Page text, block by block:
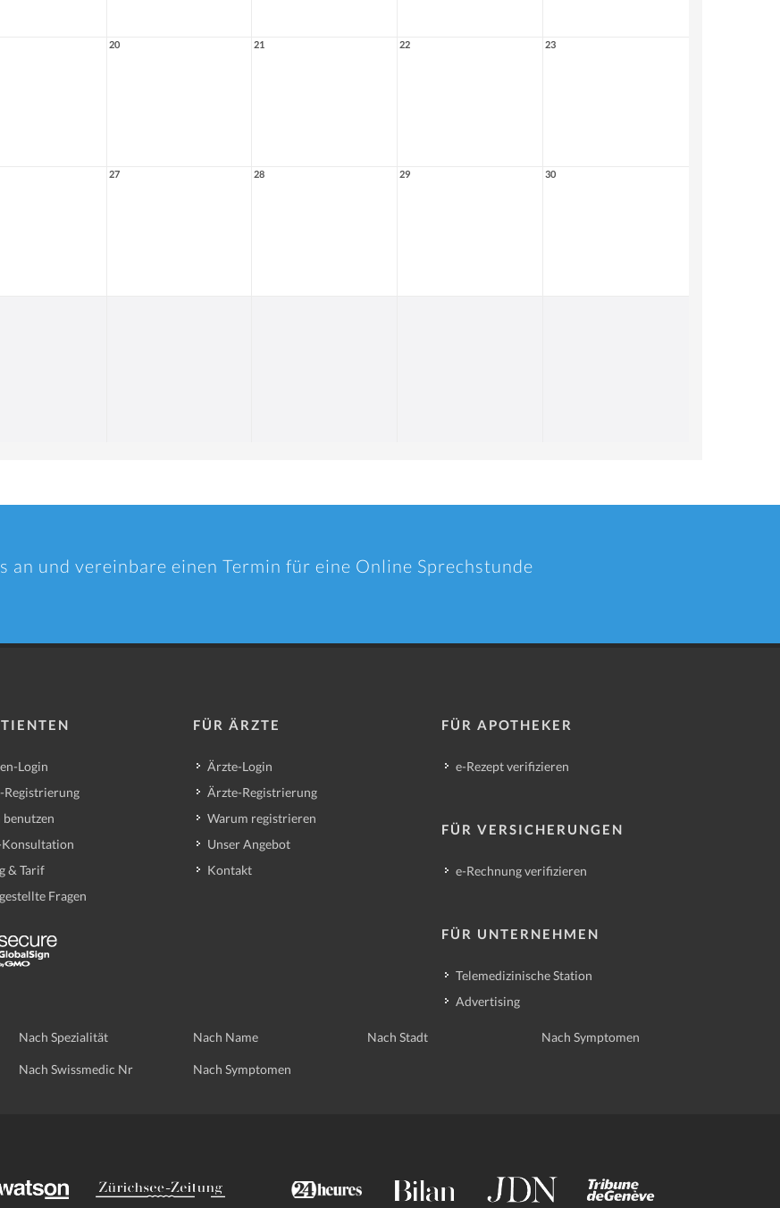
20 21 22 23
27 28 29 30
an und vereinbare einen Termin für eine Online Sprechstunde
Login
Registrierung
& Tarif
Fragen
FÜR ÄRZTE
Ärzte-Login
Ärzte-Registrierung
Warum registrieren
Unser Angebot
Kontakt
FÜR APOTHEKER
e-Rezept verifizieren
FÜR VERSICHERUNGEN
e-Rechnung verifizieren
FÜR UNTERNEHMEN
Telemedizinische Station
Advertising
Nach Spezialität Nach Name Nach Stadt Nach Symptomen
Nach Swissmedic Nr Nach Symptomen